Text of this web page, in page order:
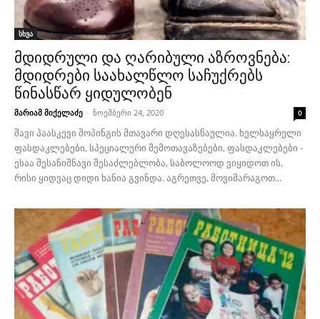
სხვა
მდიდრული და ღარიბული აზროვნება:
მდიდრები საახალწლო საჩუქრებს
წინასწარ ყიდულობენ
მარიამ მიქელაძე - ნოემბერი 24, 2020 0
შავი პაასკევი შოპინგის მთავარი დღესასწაულია. ხელსაყრელი
ფასდაკლებები, სპეციალური შემოთავაზებები, ფასდაკლებები -
ესაა შესანიშნავი შესაძლებლობა, საბოლოოდ ვიყიდოთ ის,
რისი ყიდვაც დიდი ხანია გვინდა. აგრეთვე, მოვიმარაგოთ...